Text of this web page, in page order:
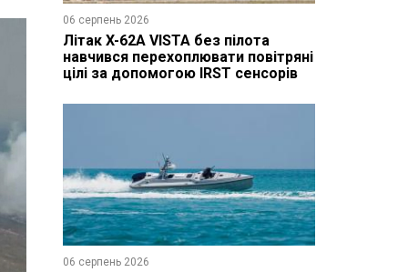
06 серпень 2026
Літак X-62A VISTA без пілота
навчився перехоплювати повітряні
цілі за допомогою IRST сенсорів
06 серпень 2026